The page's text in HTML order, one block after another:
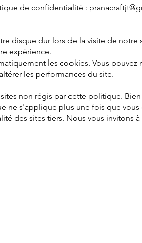
de confidentialité :
disque dur lors de la visite de
expérience.
les cookies. Vous
les performances du site.
non régis par cette politique.
ne s'applique plus une fois que
des sites tiers. Nous vous invitons